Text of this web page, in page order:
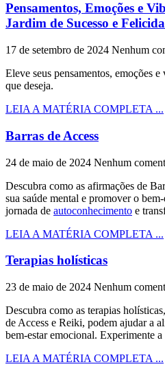
Pensamentos, Emoções e
Jardim de Sucesso e
17 de setembro de 2024 Nenhum
Eleve seus pensamentos, emoções
que deseja.
LEIA A MATÉRIA COMPLETA ...
Barras de Access
24 de maio de 2024 Nenhum
Descubra como as afirmações de
sua saúde mental e promover o
jornada de autoconhecimento e
LEIA A MATÉRIA COMPLETA ...
Terapias holísticas
23 de maio de 2024 Nenhum
Descubra como as terapias
de Access e Reiki, podem ajudar a
bem-estar emocional. Experimente
LEIA A MATÉRIA COMPLETA ...